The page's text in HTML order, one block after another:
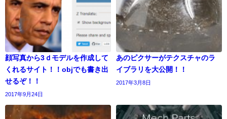
顔写真から3ｄモデルを作成して
くれるサイト！！objでも書き出
せるぞ！！
2017年9月24日
あのピクサーがテクスチャのラ
イブラリを大公開！！
2017年3月8日